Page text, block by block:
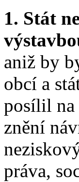
1. Stát
aniž by
obcí a
posílil na
znění
práva,